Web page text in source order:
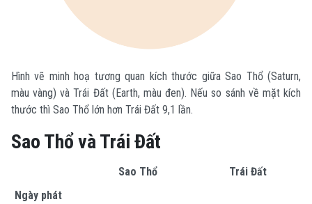
Hình vẽ minh hoạ tương quan kích thước giữa Sao Thổ (Saturn,
màu vàng) và Trái Đất (Earth, màu đen). Nếu so sánh về mặt kích
thước thì Sao Thổ lớn hơn Trái Đất 9,1 lần.
Sao Thổ và Trái Đất
Sao Thổ
Trái Đất
Ngày phát